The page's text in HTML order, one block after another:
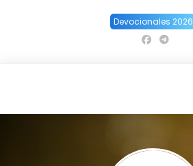
Devocionales 2026